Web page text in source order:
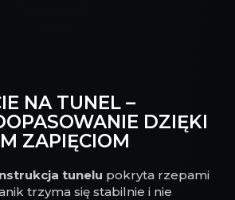
NA TUNEL –
DZIĘKI
ZAPIĘCIOM
tunelu pokryta rzepami
trzyma się stabilnie i nie